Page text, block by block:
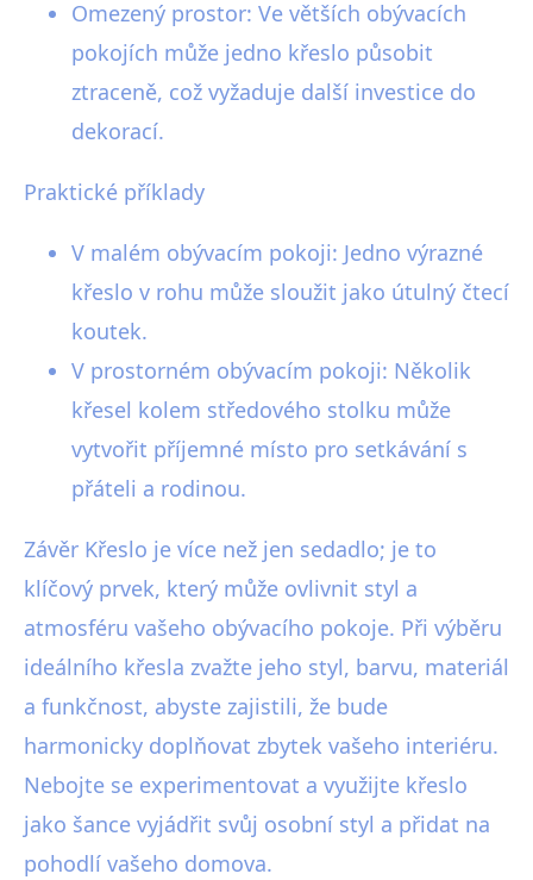
Omezený prostor: Ve větších obývacích
pokojích může jedno křeslo působit
ztraceně, což vyžaduje další investice do
dekorací.
Praktické příklady
V malém obývacím pokoji: Jedno výrazné
křeslo v rohu může sloužit jako útulný čtecí
koutek.
V prostorném obývacím pokoji: Několik
křesel kolem středového stolku může
vytvořit příjemné místo pro setkávání s
přáteli a rodinou.
Závěr Křeslo je více než jen sedadlo; je to
klíčový prvek, který může ovlivnit styl a
atmosféru vašeho obývacího pokoje. Při výběru
ideálního křesla zvažte jeho styl, barvu, materiál
a funkčnost, abyste zajistili, že bude
harmonicky doplňovat zbytek vašeho interiéru.
Nebojte se experimentovat a využijte křeslo
jako šance vyjádřit svůj osobní styl a přidat na
pohodlí vašeho domova.